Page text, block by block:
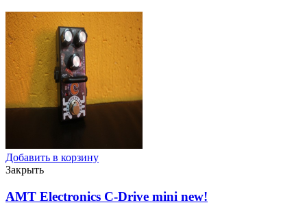
Добавить в корзину
Закрыть
AMT Electronics C-Drive mini new!